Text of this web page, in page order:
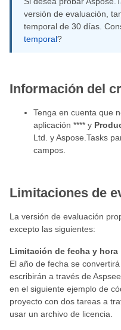
versión de evaluación,
temporal de 30 días.
temporal?
Información del
Tenga en cuenta que
aplicación **** y
Ltd. y Aspose.Tasks
campos.
Limitaciones de
La versión de evaluación
excepto las siguientes:
Limitación de fecha y hora
El año de fecha se
escribirán a través de
en el siguiente ejemplo de
proyecto con dos tareas a
usar un archivo de licencia.